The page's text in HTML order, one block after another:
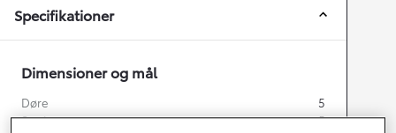
Specifikationer
Dimensioner og mål
Døre
5
Sæder
5